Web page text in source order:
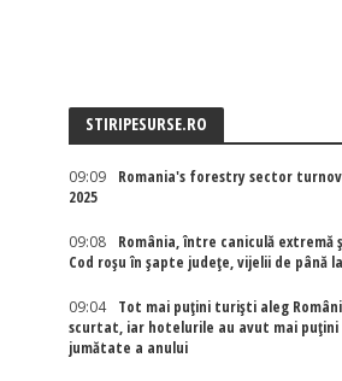
STIRIPESURSE.RO
09:09
Romania's forestry sector
2025
09:08
România, între caniculă
Cod roșu în șapte județe, vijelii de până
09:04
Tot mai puțini turiști aleg
scurtat, iar hotelurile au avut mai puțini
jumătate a anului